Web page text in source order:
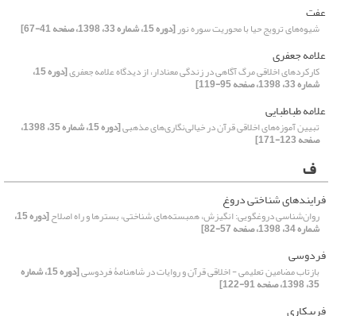
عفت
شیوه‌های ترویج حیا با محوریت سوره نور[دوره 15، شماره 33، 1398، صفحه 41-67]
علامه جعفری
کارکردهای اخلاقی مرگ آگاهی در زندگی معنادار، از دیدگاه علامه جعفری [دوره 15،
شماره 33، 1398، صفحه 95-119]
علامه طباطبایی
تبیین آموزه‌های اخلاقی قرآن در خیالی‌نگاری‌های مذهبی [دوره 15، شماره 35، 1398،
صفحه 123-171]
ف
فرایندهای شناختی دروغ
روان‌شناسی دروغگویی: انگیزش، همبسته‌های شناختی، بسترها و راه اصلاح [دوره 15،
شماره 34، 1398، صفحه 57-82]
فردوسی
بازتاب مضامین تعلیمی - اخلاقی قرآن و روایات در شاهنامۀ فردوسی [دوره 15، شماره
35، 1398، صفحه 91-122]
فریبکاری